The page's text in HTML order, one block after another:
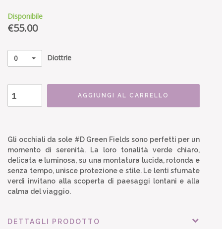
Disponibile
€55.00
0 Diottrie
AGGIUNGI AL CARRELLO
Gli occhiali da sole #D Green Fields sono perfetti per un
momento di serenità. La loro tonalità verde chiaro,
delicata e luminosa, su una montatura lucida, rotonda e
senza tempo, unisce protezione e stile. Le lenti sfumate
verdi invitano alla scoperta di paesaggi lontani e alla
calma del viaggio.
DETTAGLI PRODOTTO